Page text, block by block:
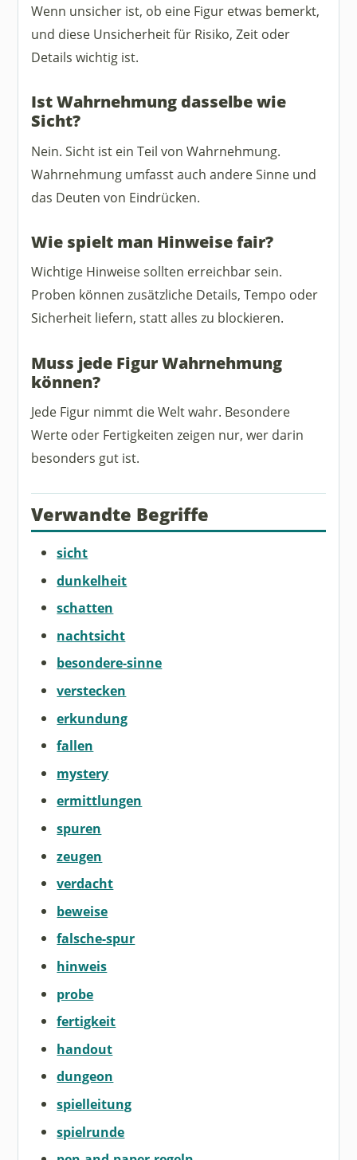
Wenn unsicher ist, ob eine Figur etwas bemerkt,
und diese Unsicherheit für Risiko, Zeit oder
Details wichtig ist.
Ist Wahrnehmung dasselbe wie
Sicht?
Nein. Sicht ist ein Teil von Wahrnehmung.
Wahrnehmung umfasst auch andere Sinne und
das Deuten von Eindrücken.
Wie spielt man Hinweise fair?
Wichtige Hinweise sollten erreichbar sein.
Proben können zusätzliche Details, Tempo oder
Sicherheit liefern, statt alles zu blockieren.
Muss jede Figur Wahrnehmung
können?
Jede Figur nimmt die Welt wahr. Besondere
Werte oder Fertigkeiten zeigen nur, wer darin
besonders gut ist.
Verwandte Begriffe
sicht
dunkelheit
schatten
nachtsicht
besondere-sinne
verstecken
erkundung
fallen
mystery
ermittlungen
spuren
zeugen
verdacht
beweise
falsche-spur
hinweis
probe
fertigkeit
handout
dungeon
spielleitung
spielrunde